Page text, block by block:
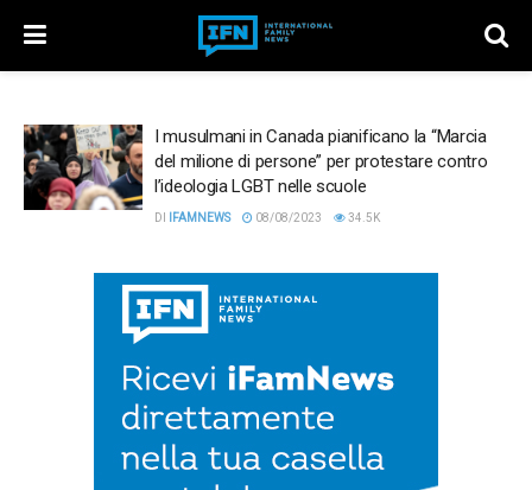
I musulmani in Canada pianificano la “Marcia
del milione di persone” per protestare contro
l’ideologia LGBT nelle scuole
DI IFAMNEWS 08/08/2023 34.5K